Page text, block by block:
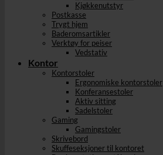
Kjøkkenutstyr
Postkasse
Trygt hjem
Baderomsartikler
Verktøy for peiser
Vedstativ
Kontor
Kontorstoler
Ergonomiske kontorstoler
Konferansestoler
Aktiv sitting
Sadelstoler
Gaming
Gamingstoler
Skrivebord
Skuffeseksjoner til kontoret